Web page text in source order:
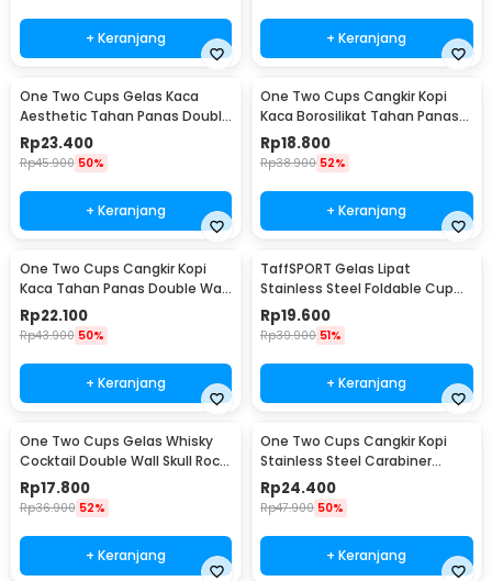
+ Keranjang + Keranjang
One Two Cups Gelas Kaca
Aesthetic Tahan Panas Double
Wall Glass 433ml - PLY1704
Rp23.400
Rp45.900 50%
+ Keranjang
One Two Cups Cangkir Kopi
Kaca Borosilikat Tahan Panas
Double Wall Cup 160ml
Rp18.800
Rp38.900 52%
+ Keranjang
One Two Cups Cangkir Kopi
Kaca Tahan Panas Double Wall
Cup 180ml - DOME240
Rp22.100
Rp43.900 50%
+ Keranjang
TaffSPORT Gelas Lipat
Stainless Steel Foldable Cup
Carabiner 240ml - F180
Rp19.600
Rp39.900 51%
+ Keranjang
One Two Cups Gelas Whisky
Cocktail Double Wall Skull Rock
Glass 150ml - SG-02
Rp17.800
Rp36.900 52%
+ Keranjang
One Two Cups Cangkir Kopi
Stainless Steel Carabiner
Camping Cup 220ml - C125
Rp24.400
Rp47.900 50%
+ Keranjang